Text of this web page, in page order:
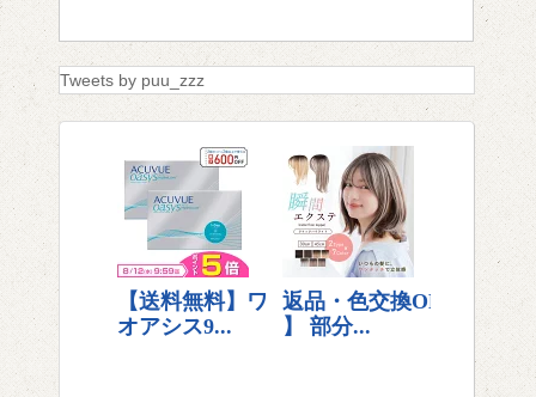
Tweets by puu_zzz